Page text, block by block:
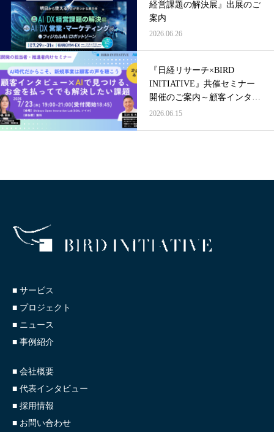
経営課題の解決展』出展のご
案内
2026.06.26
『日経リサーチ×BIRD
INITIATIVE』共催セミナー
開催のご案内～顧客インタビ
ュー×AIで見つける、お金を
2026.06.15
■ サービス
■ プロジェクト
■ ニュース
■ 事例紹介
■ 会社概要
■ 代表インタビュー
■ 採用情報
■ お問い合わせ